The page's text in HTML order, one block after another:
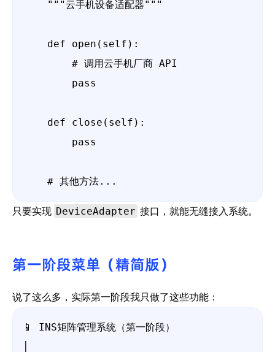
    """云手机设备适配器"""
    def open(self):
        # 调用云手机厂商 API
        pass
    def close(self):
        pass
    # 其他方法...
只要实现 DeviceAdapter 接口，就能无缝接入系统。
第一阶段菜单（精简版）
说了这么多，实际第一阶段我只做了这些功能：
📱 INS矩阵管理系统（第一阶段）